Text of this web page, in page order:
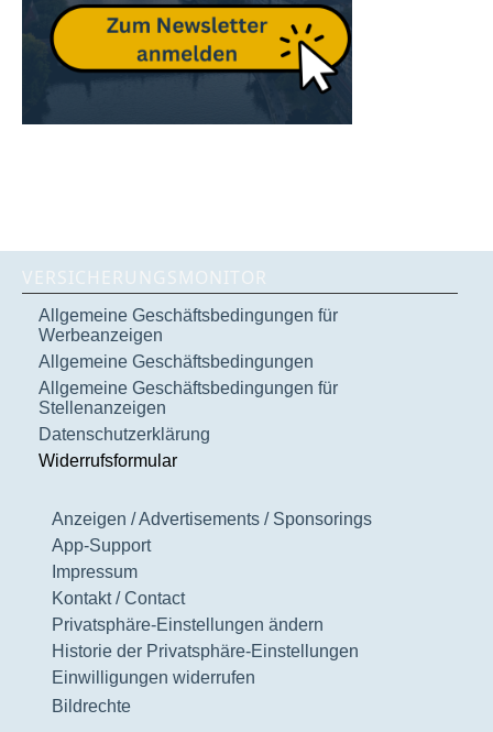
VERSICHERUNGSMONITOR
Allgemeine Geschäftsbedingungen für
Werbeanzeigen
Allgemeine Geschäftsbedingungen
Allgemeine Geschäftsbedingungen für
Stellenanzeigen
Datenschutzerklärung
Widerrufsformular
Anzeigen / Advertisements / Sponsorings
App-Support
Impressum
Kontakt / Contact
Privatsphäre-Einstellungen ändern
Historie der Privatsphäre-Einstellungen
Einwilligungen widerrufen
Bildrechte